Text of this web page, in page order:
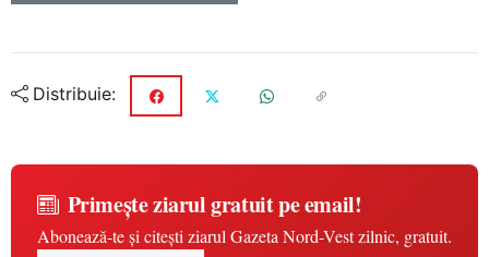
Distribuie:
Primește ziarul gratuit pe email!
Abonează-te și citești ziarul Gazeta Nord-Vest zilnic, gratuit.